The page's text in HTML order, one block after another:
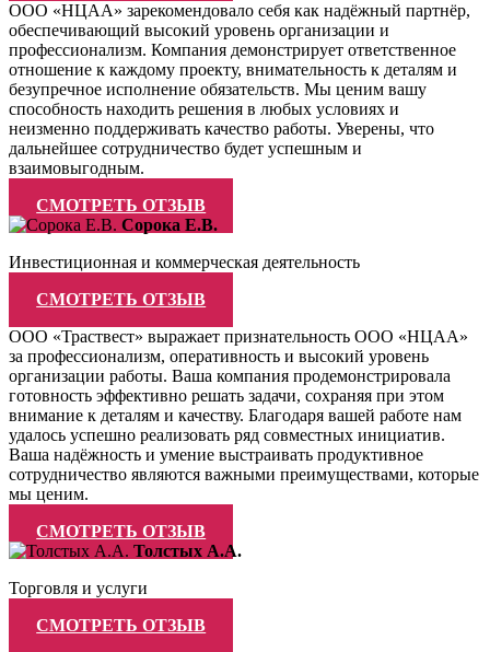
ООО «НЦАА» зарекомендовало себя как надёжный партнёр,
обеспечивающий высокий уровень организации и
профессионализм. Компания демонстрирует ответственное
отношение к каждому проекту, внимательность к деталям и
безупречное исполнение обязательств. Мы ценим вашу
способность находить решения в любых условиях и
неизменно поддерживать качество работы. Уверены, что
дальнейшее сотрудничество будет успешным и
взаимовыгодным.
СМОТРЕТЬ ОТЗЫВ
Сорока Е.В.
Инвестиционная и коммерческая деятельность
СМОТРЕТЬ ОТЗЫВ
ООО «Траствест» выражает признательность ООО «НЦАА»
за профессионализм, оперативность и высокий уровень
организации работы. Ваша компания продемонстрировала
готовность эффективно решать задачи, сохраняя при этом
внимание к деталям и качеству. Благодаря вашей работе нам
удалось успешно реализовать ряд совместных инициатив.
Ваша надёжность и умение выстраивать продуктивное
сотрудничество являются важными преимуществами, которые
мы ценим.
СМОТРЕТЬ ОТЗЫВ
Толстых А.А.
Торговля и услуги
СМОТРЕТЬ ОТЗЫВ